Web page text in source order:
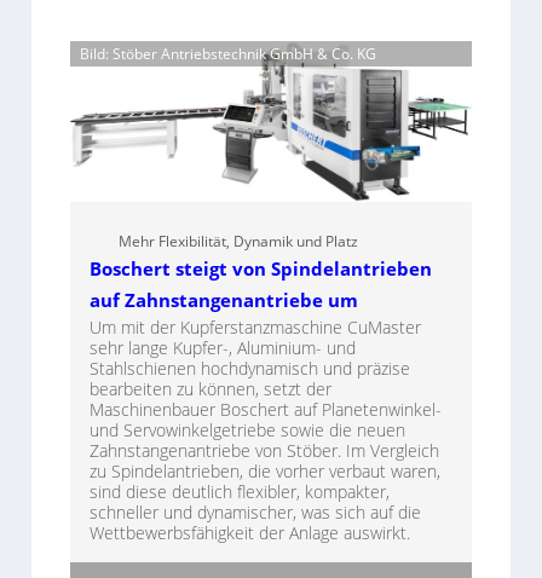
Bild: Stöber Antriebstechnik GmbH & Co. KG
Mehr Flexibilität, Dynamik und Platz
Boschert steigt von Spindelantrieben
auf Zahnstangenantriebe um
Um mit der Kupferstanzmaschine CuMaster
sehr lange Kupfer-, Aluminium- und
Stahlschienen hochdynamisch und präzise
bearbeiten zu können, setzt der
Maschinenbauer Boschert auf Planetenwinkel-
und Servowinkelgetriebe sowie die neuen
Zahnstangenantriebe von Stöber. Im Vergleich
zu Spindelantrieben, die vorher verbaut waren,
sind diese deutlich flexibler, kompakter,
schneller und dynamischer, was sich auf die
Wettbewerbsfähigkeit der Anlage auswirkt.